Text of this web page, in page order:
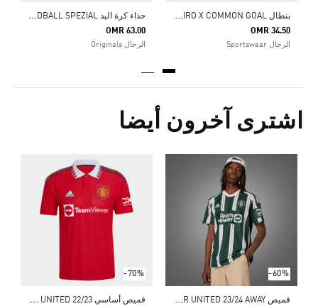
ب
نطال HOUSE OF TIRO X COMMON GOAL
OMR 34.50
الرجال Sportswear
ح
ذاء كرة اليد HANDBALL SPEZIAL
OMR 63.00
الرجال Originals
اشترى آخرون أيضا
-60%
ق
ميص MANCHESTER UNITED 23/24 AWAY
-70%
ق
ميص أساسي MANCHESTER UNITED 22/23
Price Reduced From
To